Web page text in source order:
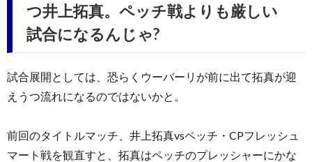
つ井上拓真。ペッチ戦よりも厳しい
試合になるんじゃ?
試合展開としては、恐らくウーバーリが前に出て拓真が迎
えうつ流れになるのではないかと。
前回のタイトルマッチ、井上拓真vsペッチ・CPフレッシュ
マート戦を観直すと、拓真はペッチのプレッシャーにかな